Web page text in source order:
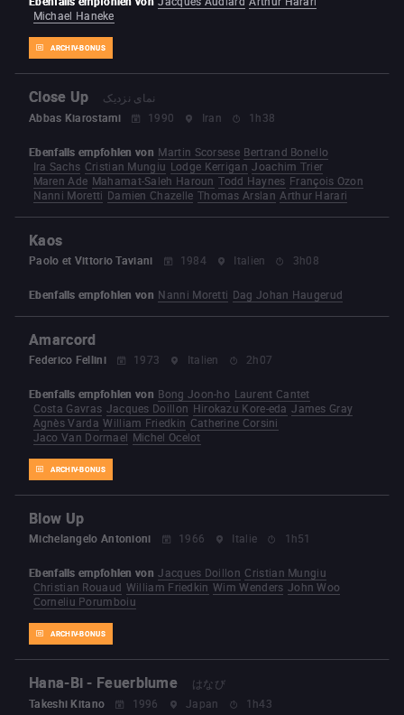
ARCHIV-BONUS
Michael Haneke
Close Up
نمای نزدیک
Abbas Kiarostami
1990 Iran 1h38
Ebenfalls empfohlen von Martin Scorsese Bertrand Bonello
Ira Sachs Cristian Mungiu Lodge Kerrigan Joachim Trier
Maren Ade Mahamat-Saleh Haroun Todd Haynes François Ozon
Nanni Moretti Damien Chazelle Thomas Arslan Arthur Harari
Kaos
Paolo et Vittorio Taviani 1984 Italien 3h08
Ebenfalls empfohlen von Nanni Moretti Dag Johan Haugerud
Amarcord
Federico Fellini 1973 Italien 2h07
ARCHIV-BONUS
Ebenfalls empfohlen von Bong Joon-ho Laurent Cantet
Costa Gavras Jacques Doillon Hirokazu Kore-eda James Gray
Agnès Varda William Friedkin Catherine Corsini
Jaco Van Dormael Michel Ocelot
Blow Up
Michelangelo Antonioni 1966 Italie 1h51
ARCHIV-BONUS
Ebenfalls empfohlen von Jacques Doillon Cristian Mungiu
Christian Rouaud William Friedkin Wim Wenders John Woo
Corneliu Porumboiu
Hana-Bi - Feuerblume
はなび
Takeshi Kitano
1996 Japan 1h43